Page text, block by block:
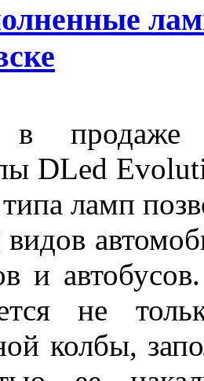
продаже
DLed
ламп
видов
и
не
колбы,